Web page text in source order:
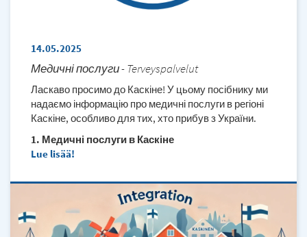
14.05.2025
Медичні послуги - Terveyspalvelut
Ласкаво просимо до Каскіне! У цьому посібнику ми
надаємо інформацію про медичні послуги в регіоні
Каскіне, особливо для тих, хто прибув з України.
1. Медичні послуги в Каскіне
Lue lisää